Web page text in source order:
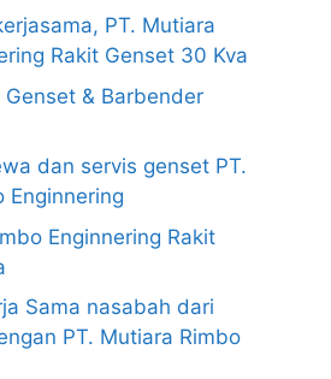
PT. Mutiara
Rakit Genset 30 Kva
& Barbender
dan servis genset PT.
Enginnering
Enginnering Rakit
Sama nasabah dari
PT. Mutiara Rimbo